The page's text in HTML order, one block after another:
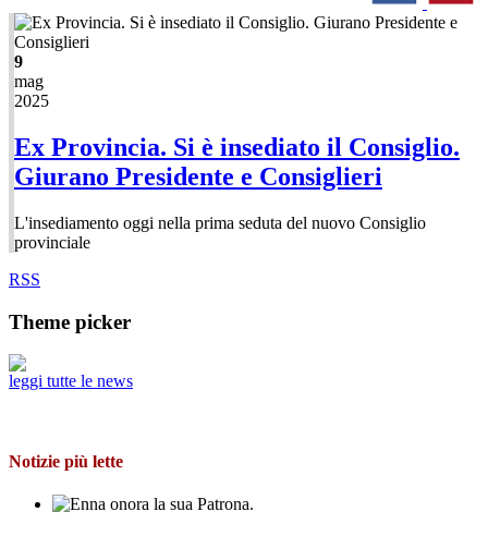
9
mag
2025
Ex Provincia. Si è insediato il Consiglio.
Giurano Presidente e Consiglieri
L'insediamento oggi nella prima seduta del nuovo Consiglio
provinciale
RSS
Theme picker
leggi tutte le news
Notizie più lette